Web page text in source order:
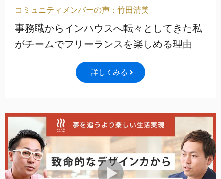
コミュニティメンバーの声：竹田清美
事務職からインハウスへ転々としてきた私
がチームでフリーランスを楽しめる理由
詳しくみる